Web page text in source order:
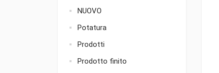
NUOVO
Potatura
Prodotti
Prodotto finito